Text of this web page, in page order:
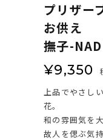
プリザー
お供え
撫子-
¥9,350
上品でやさし
花。
和の雰囲気を
故人を偲ぶ気